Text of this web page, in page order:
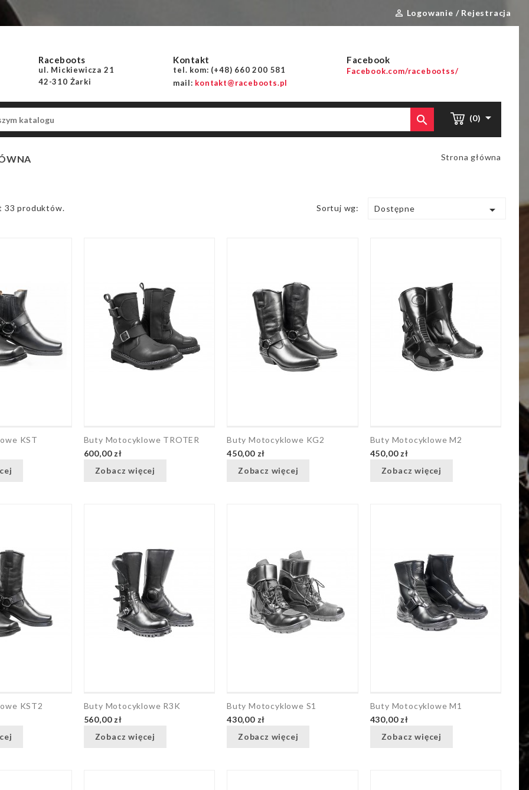
 Logowanie / Rejestracja
Raceboots
ul. Mickiewicza 21
42-310 Żarki
Kontakt
tel. kom: (+48) 660 200 581
mail: kontakt@raceboots.pl
Facebook
Facebook.com/racebootss/
(0) 

Strona główna
33 produktów. Sortuj wg: Dostępne 
KST
Buty Motocyklowe TROTER
600,00 zł
Zobacz więcej
Buty Motocyklowe KG2
450,00 zł
Zobacz więcej
Buty Motocyklowe M2
450,00 zł
Zobacz więcej
KST2
Buty Motocyklowe R3K
560,00 zł
Zobacz więcej
Buty Motocyklowe S1
430,00 zł
Zobacz więcej
Buty Motocyklowe M1
430,00 zł
Zobacz więcej